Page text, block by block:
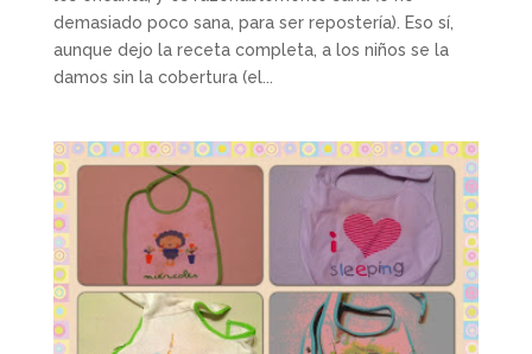
demasiado poco sana, para ser repostería). Eso sí,
aunque dejo la receta completa, a los niños se la
damos sin la cobertura (el...